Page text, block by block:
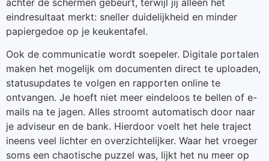
eindresultaat merkt: sneller duidelijkheid en minder
papiergedoe op je keukentafel.
Ook de communicatie wordt soepeler. Digitale portalen
maken het mogelijk om documenten direct te uploaden,
statusupdates te volgen en rapporten online te
ontvangen. Je hoeft niet meer eindeloos te bellen of e-
mails na te jagen. Alles stroomt automatisch door naar
je adviseur en de bank. Hierdoor voelt het hele traject
ineens veel lichter en overzichtelijker. Waar het vroeger
soms een chaotische puzzel was, lijkt het nu meer op